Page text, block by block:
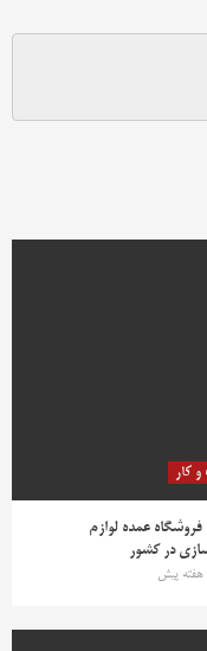
کار
فروشگاه عمده لوازم
در کشور